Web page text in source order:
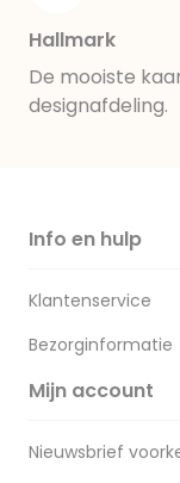
Hallmark
De mooiste
designafdeling.
Info en hulp
Klantenservice
Bezorginformatie
Mijn account
Nieuwsbrief